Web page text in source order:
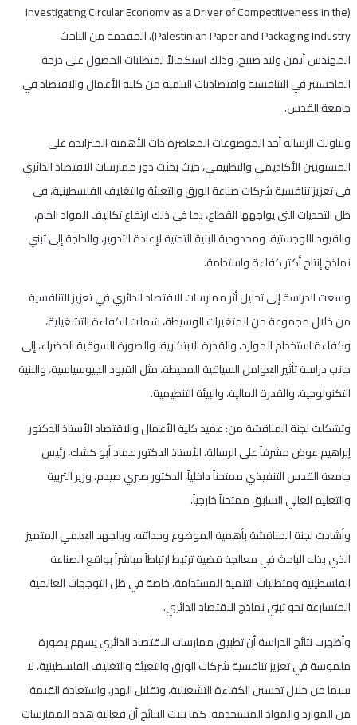
(Investigating Circular Economy as a Driver of Competitiveness in the
Palestinian Paper and Packaging Industry)، المقدمة من الباحث
المهندس أيمن وليد صبيح، وذلك استكمالاً لمتطلبات الحصول على درجة
الماجستير في التنافسية واقتصاديات التنمية من كلية الأعمال والاقتصاد في
جامعة القدس.
وتناولت الرسالة أحد الموضوعات المعاصرة ذات الأهمية المتزايدة على
المستويين الأكاديمي والتطبيقي، حيث بحثت دور ممارسات الاقتصاد الدائري
في تعزيز تنافسية شركات صناعة الورق والتعبئة والتغليف الفلسطينية، في
ظل التحديات التي يواجهها القطاع، بما في ذلك ارتفاع تكاليف المواد الخام،
والقيود اللوجستية، ومحدودية البنية التحتية لإعادة التدوير، والحاجة إلى تبني
نماذج إنتاج أكثر كفاءة واستدامة.
وسعت الدراسة إلى تحليل أثر ممارسات الاقتصاد الدائري في تعزيز التنافسية
من خلال مجموعة من المتغيرات الوسيطة، شملت الكفاءة التشغيلية،
وكفاءة استخدام الموارد، والقدرة الابتكارية، والصورة السوقية الخضراء، إلى
جانب دراسة تأثير العوامل السياقية المحيطة، مثل القيود الجيوسياسية، والبنية
التكنولوجية، والقدرة المالية، والبيئة التنظيمية.
وتشكلت لجنة المناقشة من: عميد كلية الأعمال والاقتصاد الأستاذ الدكتور
إبراهيم عوض مشرفاً على الرسالة، الأستاذ الدكتور عماد أبو كشك، رئيس
جامعة القدس التنفيذي ممتحناً داخلياً، الدكتور صبري صيدم، وزير التربية
والتعليم العالي السابق ممتحناً خارجياً.
وأشادت لجنة المناقشة بأهمية الموضوع وحداثته، وبالجهد العلمي المتميز
الذي بذله الباحث في معالجة قضية ترتبط ارتباطاً مباشراً بواقع الصناعة
الفلسطينية ومتطلبات التنمية المستدامة، خاصة في ظل التوجهات العالمية
المتسارعة نحو تبني نماذج الاقتصاد الدائري.
وأظهرت نتائج الدراسة أن تطبيق ممارسات الاقتصاد الدائري يسهم بصورة
ملموسة في تعزيز تنافسية شركات الورق والتعبئة والتغليف الفلسطينية، لا
سيما من خلال تحسين الكفاءة التشغيلية، وتقليل الهدر، واستعادة القيمة
من الموارد والمواد المستخدمة. كما بينت النتائج أن فعالية هذه الممارسات